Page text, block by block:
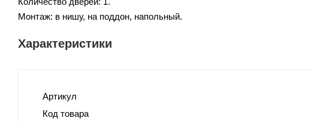
Монтаж: в нишу, на поддон, напольный.
Характеристики
Артикул
Код товара